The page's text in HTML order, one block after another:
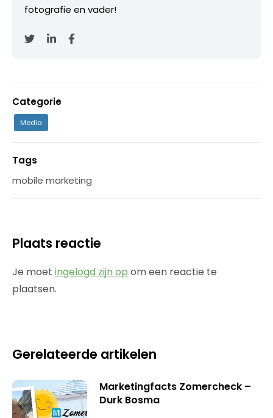
fotografie en vader!
Categorie
Media
Tags
mobile marketing
Plaats reactie
Je moet ingelogd zijn op om een reactie te
plaatsen.
Gerelateerde artikelen
Marketingfacts Zomercheck –
Durk Bosma